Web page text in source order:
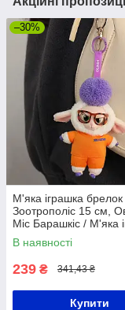
–30%
М'яка іграшка брелок
Зоотрополіс 15 см,
Міс Барашкіс / М'яка
Фігурка брелок /
іграшка Zootopia
В наявності
239 ₴ 341,43 ₴
Купити